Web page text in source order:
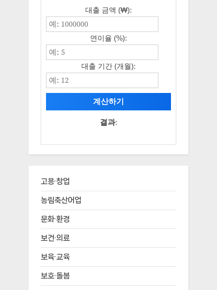
대출 금액 (₩):
연이율 (%):
대출 기간 (개월):
계산하기
결과:
고용·창업
농림축산어업
문화·환경
보건·의료
보육·교육
보호·돌봄